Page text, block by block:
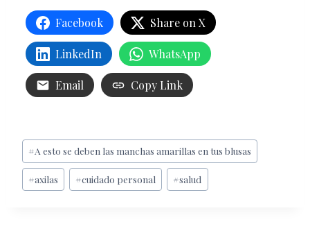
Facebook Share on X
LinkedIn WhatsApp
Email Copy Link
Etiquetas
de
la
#A esto se deben las manchas amarillas en tus blusas
#axilas #cuidado personal #salud